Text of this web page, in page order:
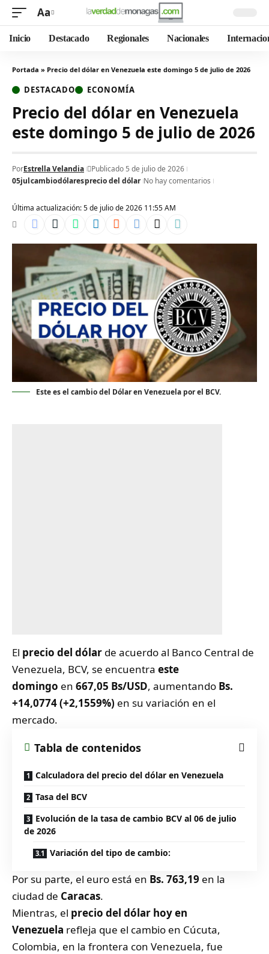
Aa
Inicio Destacado Regionales Nacionales
Portada » Precio del dólar en Venezuela este domingo 5 de julio de 2026
DESTACADO ECONOMÍA
Precio del dólar en Venezuela
este domingo 5 de julio de 2026
Última actualización: 5 de julio de 2026 11:55 AM
PorEstrella Velandia
Publicado 5 de julio de 2026
05julcambiodólaresprecio del dólar No hay comentarios
Este es el cambio del Dólar en Venezuela por el BCV.
El precio del dólar de acuerdo al Banco Central de
Venezuela, BCV, se encuentra este
domingo en 667,05 Bs/USD, aumentando Bs.
+14,0774 (+2,1559%) en su variación en el
mercado.
Tabla de contenidos
Calculadora del precio del dólar en Venezuela
Tasa del BCV
Evolución de la tasa de cambio BCV al 06 de julio
de 2026
Variación del tipo de cambio:
Por su parte, el euro está en Bs. 763,19 en la
ciudad de Caracas.
Mientras, el precio del dólar hoy en
Venezuela refleja que el cambio en Cúcuta,
Colombia, en la frontera con Venezuela, fue